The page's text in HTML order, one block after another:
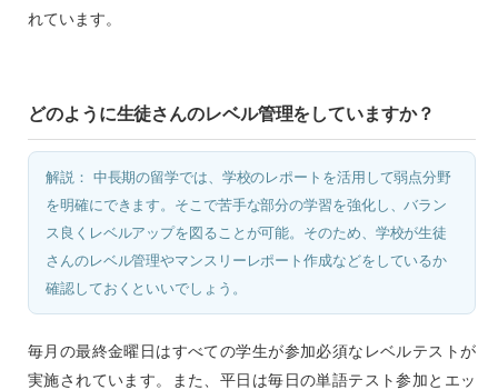
れています。
どのように生徒さんのレベル管理をしていますか？
解説： 中長期の留学では、学校のレポートを活用して弱点分野
を明確にできます。そこで苦手な部分の学習を強化し、バラン
ス良くレベルアップを図ることが可能。そのため、学校が生徒
さんのレベル管理やマンスリーレポート作成などをしているか
確認しておくといいでしょう。
毎月の最終金曜日はすべての学生が参加必須なレベルテストが
実施されています。また、平日は毎日の単語テスト参加とエッ